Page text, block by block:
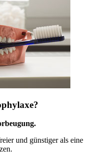
und günstiger als eine